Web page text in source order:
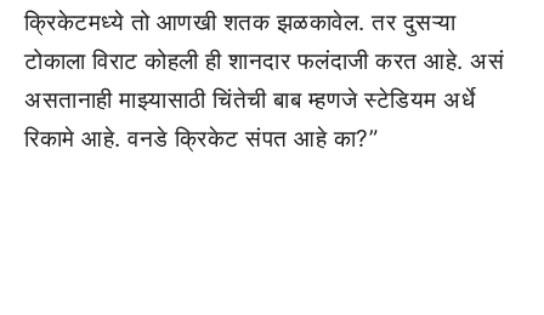
क्रिकेटमध्ये तो आणखी शतक झळकावेल. तर दुसऱ्या
टोकाला विराट कोहली ही शानदार फलंदाजी करत आहे. असं
असतानाही माझ्यासाठी चिंतेची बाब म्हणजे स्टेडियम अर्धे
रिकामे आहे. वनडे क्रिकेट संपत आहे का?”